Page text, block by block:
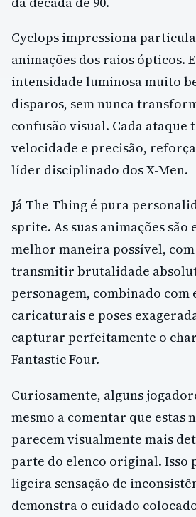
Cyclops impressiona
animações dos raios ópticos.
intensidade luminosa muito
disparos, sem nunca
confusão visual. Cada ataque
velocidade e precisão,
líder disciplinado dos X-Men.
Já The Thing é pura
sprite. As suas animações são
melhor maneira possível,
transmitir brutalidade
personagem, combinado com
caricaturais e poses
capturar perfeitamente o
Fantastic Four.
Curiosamente, alguns
mesmo a comentar que estas
parecem visualmente mais
parte do elenco original. Isso
ligeira sensação de
demonstra o cuidado